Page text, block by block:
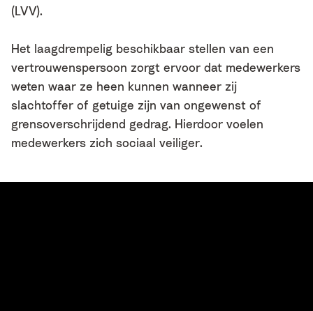
(LVV).
Het laagdrempelig beschikbaar stellen van een
vertrouwenspersoon zorgt ervoor dat medewerkers
weten waar ze heen kunnen wanneer zij
slachtoffer of getuige zijn van ongewenst of
grensoverschrijdend gedrag. Hierdoor voelen
medewerkers zich sociaal veiliger.